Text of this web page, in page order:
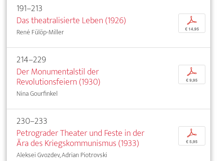
191–213
Das theatralisierte Leben (1926)
René Fülöp-Miller
p
€ 14,95
214–229
Der Monumentalstil der
Revolutionsfeiern (1930)
Nina Gourfinkel
p
€ 9,95
230–233
Petrograder Theater und Feste in der
Ära des Kriegskommunismus (1933)
Aleksei Gvozdev, Adrian Piotrovski
p
€ 5,95